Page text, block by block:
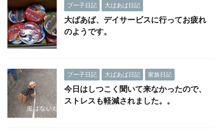
プー子日記 大ばあば日記
大ばあば、デイサービスに行ってお疲れ
のようです。
プー子日記 大ばあば日記 家族日記
今日はしつこく聞いて来なかったので、
ストレスも軽減されました。。